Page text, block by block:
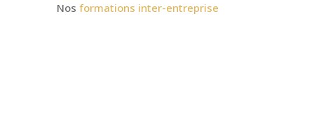
Nos formations inter-entreprise